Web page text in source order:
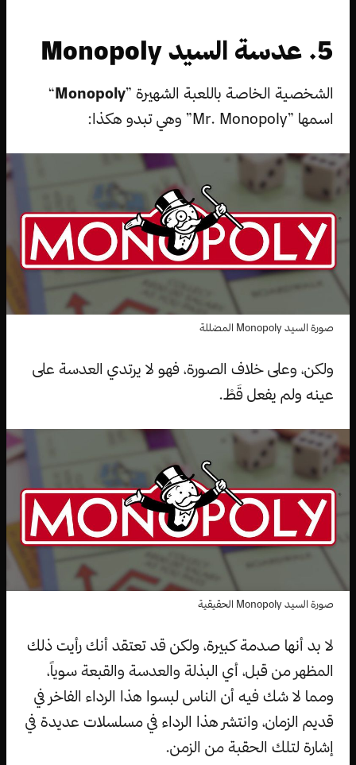
5. عدسة السيد Monopoly
الشخصية الخاصة باللعبة الشهيرة ”Monopoly
“
اسمها ”Mr. Monopoly” وهي تبدو هكذا:
صورة السيد Monopoly المضللة
ولكن، وعلى خلاف الصورة، فهو لا يرتدي العدسة على
عينه ولم يفعل قَطْ.
صورة السيد Monopoly الحقيقية
لا بد أنها صدمة كبيرة، ولكن قد تعتقد أنك رأيت ذلك
المظهر من قبل، أي البذلة والعدسة والقبعة سوياً،
ومما لا شك فيه أن الناس لبسوا هذا الرداء الفاخر في
قديم الزمان، وانتشر هذا الرداء في مسلسلات عديدة في
إشارة لتلك الحقبة من الزمن.